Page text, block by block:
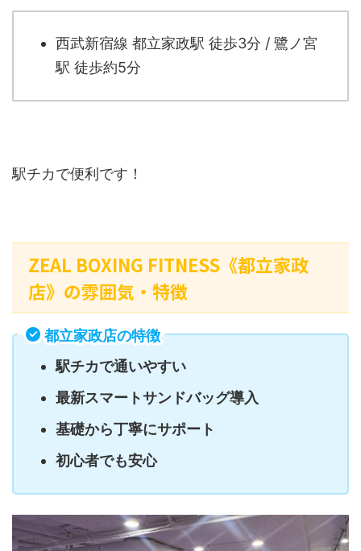
西武新宿線 都立家政駅 徒歩3分 / 鷺ノ宮
駅 徒歩約5分
駅チカで便利です！
ZEAL BOXING FITNESS《都立家政
店》の雰囲気・特徴
都立家政店の特徴
駅チカで通いやすい
最新スマートサンドバッグ導入
基礎から丁寧にサポート
初心者でも安心